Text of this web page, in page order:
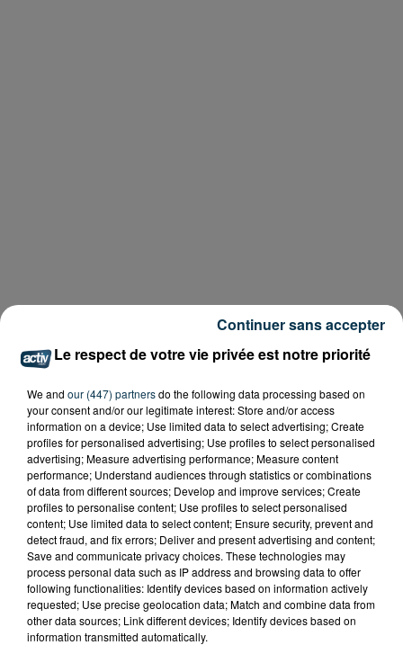
TITRES DIFFUSÉS
Le respect de votre vie privée est notre priorité
We and our (447) partnersdo the following data processing based on
your consent and/or our legitimate interest: Store and/or access
information on a device; Use limited data to select advertising; Create
profiles for personalised advertising; Use profiles to select personalised
advertising; Measure advertising performance; Measure content
performance; Understand audiences through statistics or combinations
of data from different sources; Develop and improve services; Create
profiles to personalise content; Use profiles to select personalised
content; Use limited data to select content; Ensure security, prevent and
detect fraud, and fix errors; Deliver and present advertising and content;
Save and communicate privacy choices. These technologies may
process personal data such as IP address and browsing data to offer
following functionalities: Identify devices based on information actively
requested; Use precise geolocation data; Match and combine data from
other data sources; Link different devices; Identify devices based on
information transmitted automatically.
Continuer sans accepter